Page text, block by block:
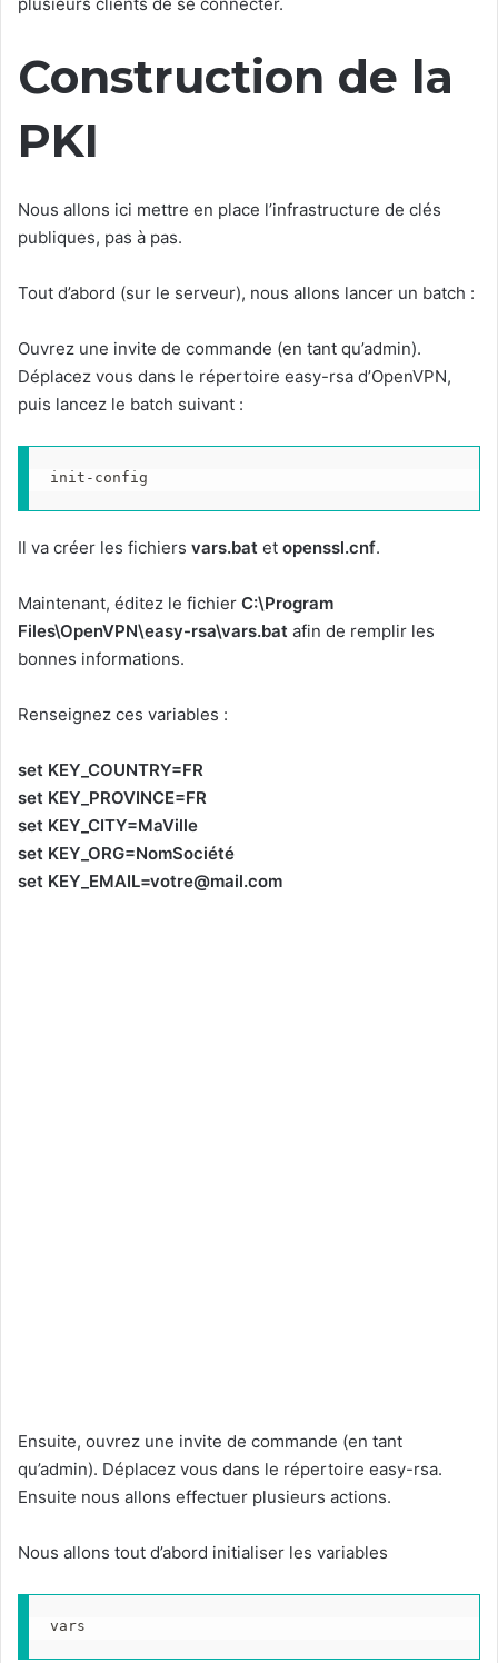
Construction de la
PKI
Nous allons ici mettre en place l’infrastructure de clés
publiques, pas à pas.
Tout d’abord (sur le serveur), nous allons lancer un batch :
Ouvrez une invite de commande (en tant qu’admin).
Déplacez vous dans le répertoire easy-rsa d’OpenVPN,
puis lancez le batch suivant :
init-config
Il va créer les fichiers vars.bat et openssl.cnf.
Maintenant, éditez le fichier C:\Program
Files\OpenVPN\easy-rsa\vars.bat afin de remplir les
bonnes informations.
Renseignez ces variables :
set KEY_COUNTRY=FR
set KEY_PROVINCE=FR
set KEY_CITY=MaVille
set KEY_ORG=NomSociété
set KEY_EMAIL=votre@mail.com
Ensuite, ouvrez une invite de commande (en tant
qu’admin). Déplacez vous dans le répertoire easy-rsa.
Ensuite nous allons effectuer plusieurs actions.
Nous allons tout d’abord initialiser les variables
vars